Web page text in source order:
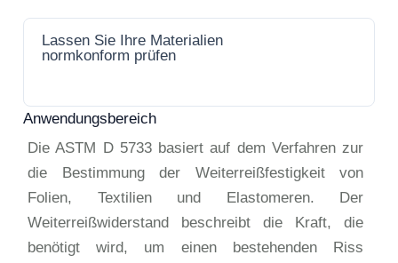
Lassen Sie Ihre Materialien
normkonform prüfen
Anwendungsbereich
Die ASTM D 5733 basiert auf dem Verfahren zur
die Bestimmung der Weiterreißfestigkeit von
Folien, Textilien und Elastomeren. Der
Weiterreißwiderstand beschreibt die Kraft, die
benötigt wird, um einen bestehenden Riss